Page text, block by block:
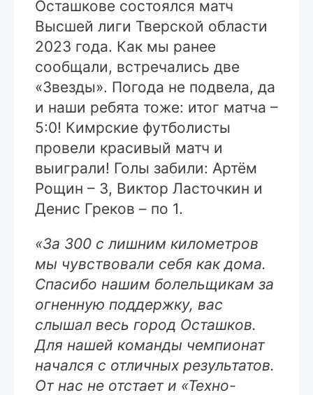
Осташкове состоялся матч
Высшей лиги Тверской области
2023 года. Как мы ранее
сообщали, встречались две
«Звезды». Погода не подвела, да
и наши ребята тоже: итог матча –
5:0! Кимрские футболисты
провели красивый матч и
выиграли! Голы забили: Артём
Рощин – 3, Виктор Ласточкин и
Денис Греков – по 1.
«За 300 с лишним километров
мы чувствовали себя как дома.
Спасибо нашим болельщикам за
огненную поддержку, вас
слышал весь город Осташков.
Для нашей команды чемпионат
начался с отличных результатов.
От нас не отстает и «Техно-